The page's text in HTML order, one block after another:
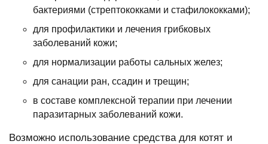
бактериями (стрептококками и стафилококками);
для профилактики и лечения грибковых
заболеваний кожи;
для нормализации работы сальных желез;
для санации ран, ссадин и трещин;
в составе комплексной терапии при лечении
паразитарных заболеваний кожи.
Возможно использование средства для котят и